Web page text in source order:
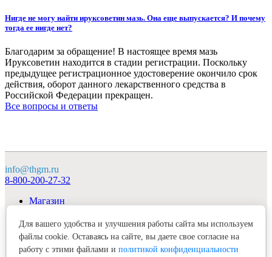
Нигде не могу найти ируксоветин мазь. Она еще выпускается? И почему
тогда ее нигде нет?
Благодарим за обращение! В настоящее время мазь
Ируксоветин находится в стадии регистрации. Поскольку
предыдущее регистрационное удостоверение окончило срок
действия, оборот данного лекарственного средства в
Российской Федерации прекращен.
Все вопросы и ответы
info@thgm.ru
8-800-200-27-32
Магазин
Продукция
Клуб «Гудмэн»
Контакты
Для вашего удобства и улучшения работы сайта мы используем
файлы cookie. Оставаясь на сайте, вы даете свое согласие на
работу с этими файлами и политикой конфиденциальности